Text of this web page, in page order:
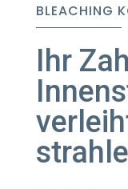
BLEACHING
Ihr